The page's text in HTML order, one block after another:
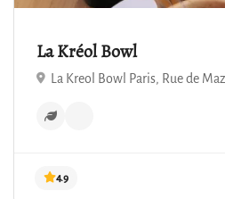
La Kréol Bowl
La Kreol Bowl Paris, Rue de